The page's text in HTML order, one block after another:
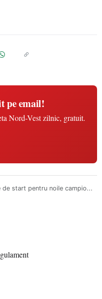
pe email!
Nord-Vest zilnic, gratuit.
de start pentru noile campio...